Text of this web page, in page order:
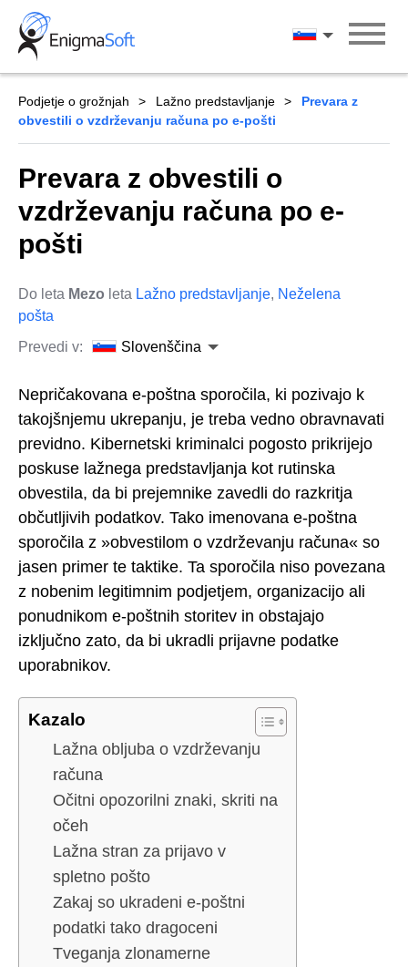
Skip
content
Slovenščina
Podjetje o grožnjah Lažno predstavljanje
Prevara z
obvestili o vzdrževanju računa po e-pošti
Prevara z obvestili o
vzdrževanju računa po e-
pošti
Do leta Mezo leta Lažno predstavljanje, Neželena
pošta
Prevedi v:
Slovenščina
Nepričakovana e-poštna sporočila, ki pozivajo k
takojšnjemu ukrepanju, je treba vedno obravnavati
previdno. Kibernetski kriminalci pogosto prikrijejo
poskuse lažnega predstavljanja kot rutinska
obvestila, da bi prejemnike zavedli do razkritja
občutljivih podatkov. Tako imenovana e-poštna
sporočila z »obvestilom o vzdrževanju računa« so
jasen primer te taktike. Ta sporočila niso povezana
z nobenim legitimnim podjetjem, organizacijo ali
ponudnikom e-poštnih storitev in obstajajo
izključno zato, da bi ukradli prijavne podatke
uporabnikov.
Kazalo
Lažna obljuba o vzdrževanju
računa
Očitni opozorilni znaki, skriti na
očeh
Lažna stran za prijavo v
spletno pošto
Zakaj so ukradeni e-poštni
podatki tako dragoceni
Tveganja zlonamerne